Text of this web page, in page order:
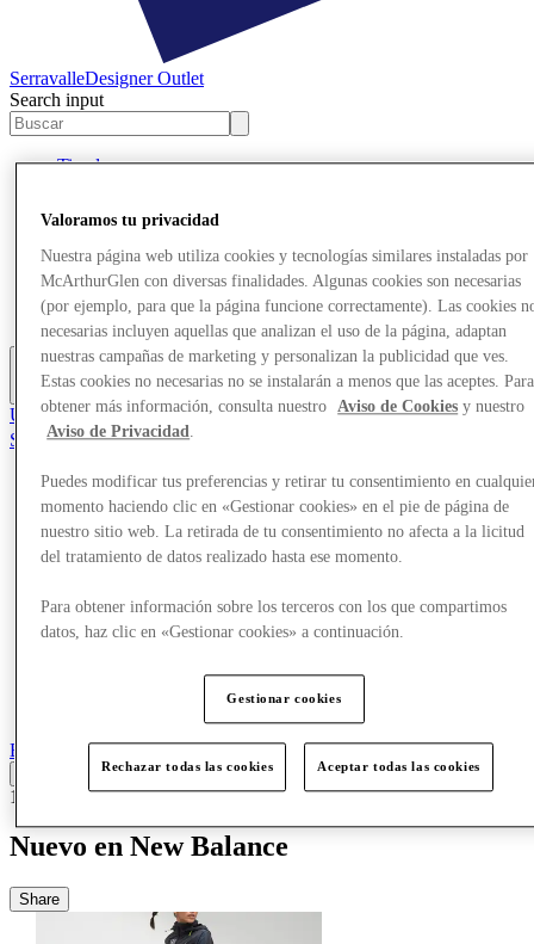
SerravalleDesigner Outlet
Search input
Tiendas
Servicios
¿Qué pasa?
Comer y beber
Guía de destinos
Más
Únete al Club
Salvado
Tiendas
Ofertas
Planifica tu visita
Servicios
Comer y beber
Tarjetas regalo
Back
17/10/24
Nuevo en New Balance
Share
Valoramos tu privacidad
Nuestra página web utiliza cookies y tecnologías similares instaladas por
McArthurGlen con diversas finalidades. Algunas cookies son necesarias
(por ejemplo, para que la página funcione correctamente). Las cookies
necesarias incluyen aquellas que analizan el uso de la página, adaptan
nuestras campañas de marketing y personalizan la publicidad que ves.
Estas cookies no necesarias no se instalarán a menos que las aceptes. Para
obtener más información, consulta nuestro
Aviso de Cookies y nuestro
Aviso de Privacidad.
Puedes modificar tus preferencias y retirar tu consentimiento en
momento haciendo clic en «Gestionar cookies» en el pie de página de
nuestro sitio web. La retirada de tu consentimiento no afecta a la licitud
del tratamiento de datos realizado hasta ese momento.
Para obtener información sobre los terceros con los que compartimos
datos, haz clic en «Gestionar cookies» a continuación.
Gestionar cookies
Rechazar todas las cookies Aceptar todas las cookies